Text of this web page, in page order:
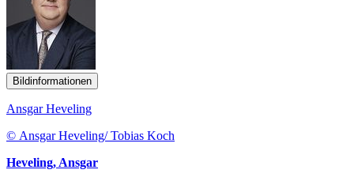
Bildinformationen
Ansgar Heveling
© Ansgar Heveling/ Tobias Koch
Heveling, Ansgar